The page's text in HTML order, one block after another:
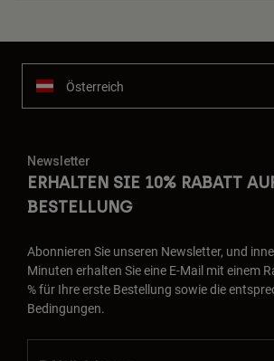
Österreich
Newsletter
ERHALTEN SIE 10% RABATT
BESTELLUNG
Abonnieren Sie unseren Newsletter, und
Minuten erhalten Sie eine E-Mail mit einem
% für Ihre erste Bestellung sowie die
Bedingungen.